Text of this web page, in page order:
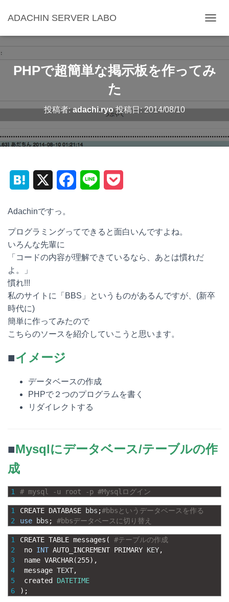
ADACHIN SERVER LABO
ビ
シ
ョ
替
PHPで超簡単な掲示板を作ってみ
た
投稿者:adachi.ryo投稿日:2014/08/10
n
e
b
o
e k
e
Adachinですっ。
プログラミングってできると面白いんですよね。
いろんな先輩に
「コードの内容が理解できているなら、あとは慣れだ
よ。」
慣れ!!!
私のサイトに「BBS」というものがあるんですが、(新卒
時代に)
簡単に作ってみたので
こちらのソースを紹介していこうと思います。
■イメージ
データベースの作成
PHPで２つのプログラムを書く
リダイレクトする
■Mysqlにデータベース/テーブルの作
成
1 # mysql -u root -p #Mysqlログイン
1
2
CREATE DATABASE bbs ;#bbsというデータベースを作る
use
bbs ; #bbsデータベースに切り替え
1
2
3
4
5
6
CREATE TABLE messages (
#テーブルの作成
no INT AUTO_INCREMENT PRIMARY KEY,
name VARCHAR(255) ,
message TEXT,
created DATETIME
) ;